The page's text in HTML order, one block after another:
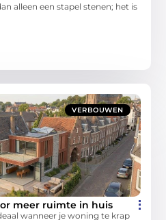
alleen een stapel stenen; het is
VERBOUWEN
meer ruimte in huis
wanneer je woning te krap